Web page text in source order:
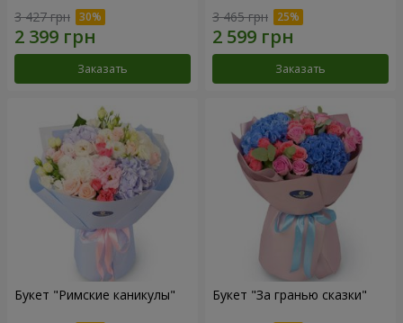
3 427 грн
Заказать
3 465 грн
Заказать
Букет "Римские каникулы" Букет "За гранью сказки"